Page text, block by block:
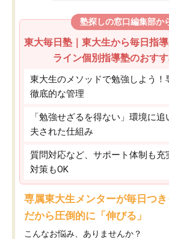
塾探しの窓口編集部か
東大毎日塾｜東大生から毎日指
ライン個別指導塾のおす
東大生のメソッドで勉強しよう！
徹底的な管理
「勉強せざるを得ない」環境に
夫された仕組み
質問対応など、サポート体制も充
対策もOK
専属東大生メンターが毎日つき
だから圧倒的に「伸びる」
こんなお悩み、ありませんか？